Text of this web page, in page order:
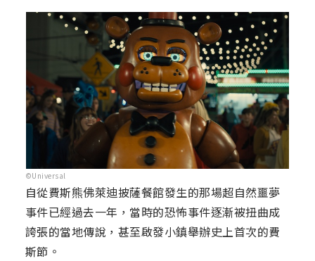
©Universal
自從費斯熊佛萊迪披薩餐館發生的那場超自然噩夢
事件已經過去一年，當時的恐怖事件逐漸被扭曲成
誇張的當地傳說，甚至啟發小鎮舉辦史上首次的費
斯節。